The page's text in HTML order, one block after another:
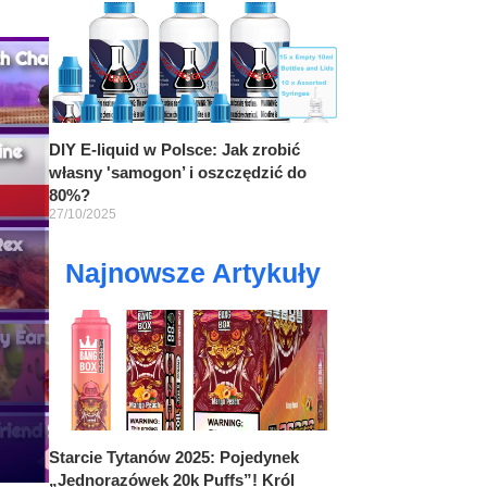
DIY E-liquid w Polsce: Jak zrobić
własny 'samogon’ i oszczędzić do
80%?
27/10/2025
Najnowsze Artykuły
Starcie Tytanów 2025: Pojedynek
„Jednorazówek 20k Puffs”! Król